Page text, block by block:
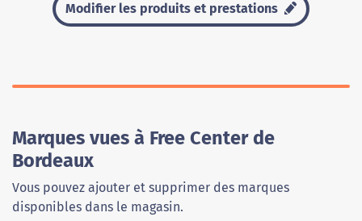
Modifier les produits et prestations
Marques vues à Free Center de
Bordeaux
Vous pouvez ajouter et supprimer des marques
disponibles dans le magasin.